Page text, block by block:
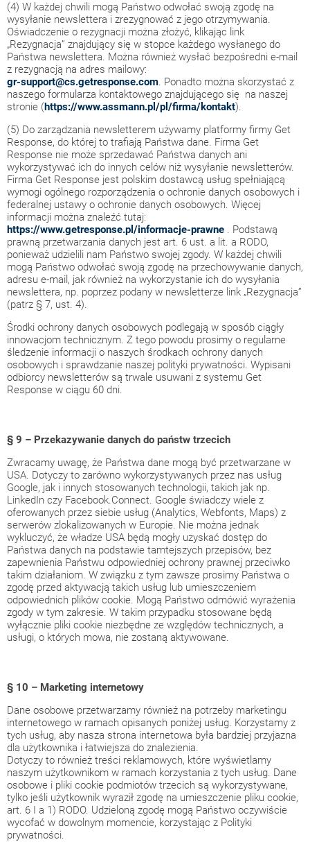
(4) W każdej chwili mogą Państwo odwołać swoją zgodę na
wysyłanie newslettera i zrezygnować z jego otrzymywania.
Oświadczenie o rezygnacji można złożyć, klikając link
„Rezygnacja” znajdujący się w stopce każdego wysłanego do
Państwa newslettera. Można również wysłać bezpośredni e-mail
z rezygnacją na adres mailowy:
gr-support@cs.getresponse.com. Ponadto można skorzystać z
naszego formularza kontaktowego znajdującego się na naszej
stronie (https://www.assmann.pl/pl/firma/kontakt).
(5) Do zarządzania newsletterem używamy platformy firmy Get
Response, do której to trafiają Państwa dane. Firma Get
Response nie może sprzedawać Państwa danych ani
wykorzystywać ich do innych celów niż wysyłanie newsletterów.
Firma Get Response jest polskim dostawcą usług spełniającą
wymogi ogólnego rozporządzenia o ochronie danych osobowych i
federalnej ustawy o ochronie danych osobowych. Więcej
informacji można znaleźć tutaj:
https://www.getresponse.pl/informacje-prawne . Podstawą
prawną przetwarzania danych jest art. 6 ust. a lit. a RODO,
ponieważ udzielili nam Państwo swojej zgody. W każdej chwili
mogą Państwo odwołać swoją zgodę na przechowywanie danych,
adresu e-mail, jak również na wykorzystanie ich do wysyłania
newslettera, np. poprzez podany w newsletterze link „Rezygnacja”
(patrz § 7, ust. 4).
Środki ochrony danych osobowych podlegają w sposób ciągły
innowacjom technicznym. Z tego powodu prosimy o regularne
śledzenie informacji o naszych środkach ochrony danych
osobowych i sprawdzanie naszej polityki prywatności. Wypisani
odbiorcy newsletterów są trwale usuwani z systemu Get
Response w ciągu 60 dni.
§ 9 – Przekazywanie danych do państw trzecich
Zwracamy uwagę, że Państwa dane mogą być przetwarzane w
USA. Dotyczy to zarówno wykorzystywanych przez nas usług
Google, jak i innych stosowanych technologii, takich jak np.
LinkedIn czy Facebook.Connect. Google świadczy wiele z
oferowanych przez siebie usług (Analytics, Webfonts, Maps) z
serwerów zlokalizowanych w Europie. Nie można jednak
wykluczyć, że władze USA będą mogły uzyskać dostęp do
Państwa danych na podstawie tamtejszych przepisów, bez
zapewnienia Państwu odpowiedniej ochrony prawnej przeciwko
takim działaniom. W związku z tym zawsze prosimy Państwa o
zgodę przed aktywacją takich usług lub umieszczeniem
odpowiednich plików cookie. Mogą Państwo odmówić wyrażenia
zgody w tym zakresie. W takim przypadku stosowane będą
wyłącznie pliki cookie niezbędne ze względów technicznych, a
usługi, o których mowa, nie zostaną aktywowane.
§ 10 – Marketing internetowy
Dane osobowe przetwarzamy również na potrzeby marketingu
internetowego w ramach opisanych poniżej usług. Korzystamy z
tych usług, aby nasza strona internetowa była bardziej przyjazna
dla użytkownika i łatwiejsza do znalezienia.
Dotyczy to również treści reklamowych, które wyświetlamy
naszym użytkownikom w ramach korzystania z tych usług. Dane
osobowe i pliki cookie podmiotów trzecich są wykorzystywane,
tylko jeśli użytkownik wyraził zgodę na umieszczenie pliku cookie,
art. 6 I a 1) RODO. Udzieloną zgodę mogą Państwo oczywiście
wycofać w dowolnym momencie, korzystając z Polityki
prywatności.